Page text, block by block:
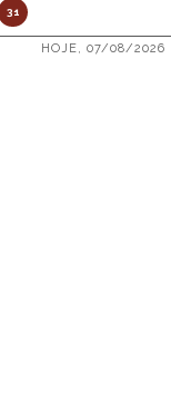
31
HOJE, 07/08/2026